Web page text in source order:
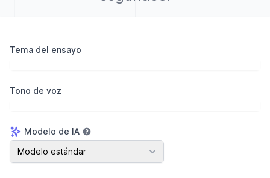
Tema del ensayo
Tono de voz
Modelo de IA
Modelo de IA
Modelo estándar